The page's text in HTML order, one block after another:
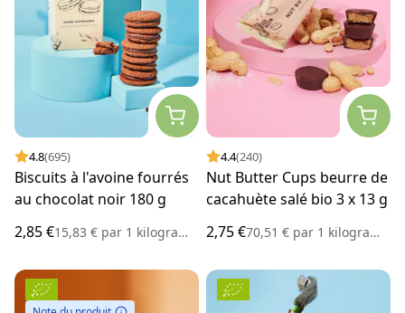
4.8(695)
Biscuits à l'avoine fourrés
au chocolat noir 180 g
2,85 €15,83 € par 1 kilogramme
4.4(240)
Nut Butter Cups beurre de
cacahuète salé bio 3 x 13 g
2,75 €70,51 € par 1 kilogramme